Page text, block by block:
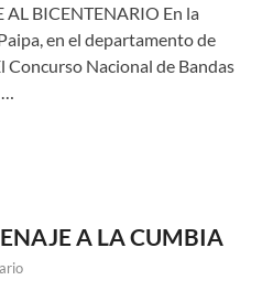
BICENTENARIO En la
en el departamento de
Concurso Nacional de Bandas
A LA CUMBIA